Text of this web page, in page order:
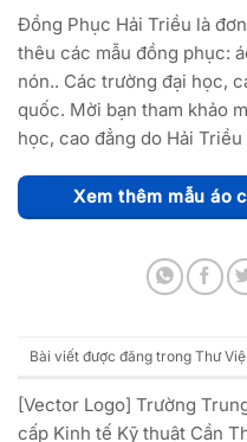
Đồng Phục Hải Triều là
thêu các mẫu đồng phục:
nón.. Các trường đại học,
quốc. Mời bạn tham khảo
học, cao đẳng do Hải
Xem thêm mẫu áo
Bài viết được đăng trong Thư
[Vector Logo] Trường
cấp Kinh tế Kỹ thuật Cần